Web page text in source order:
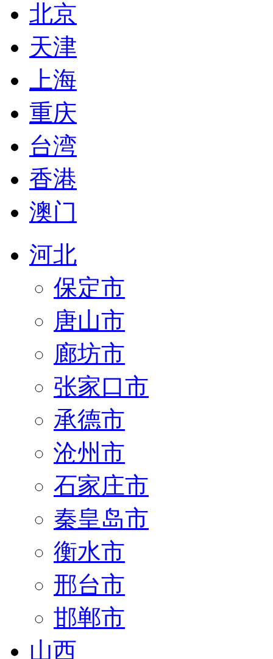
北京
天津
上海
重庆
台湾
香港
澳门
河北
保定市
唐山市
廊坊市
张家口市
承德市
沧州市
石家庄市
秦皇岛市
衡水市
邢台市
邯郸市
山西